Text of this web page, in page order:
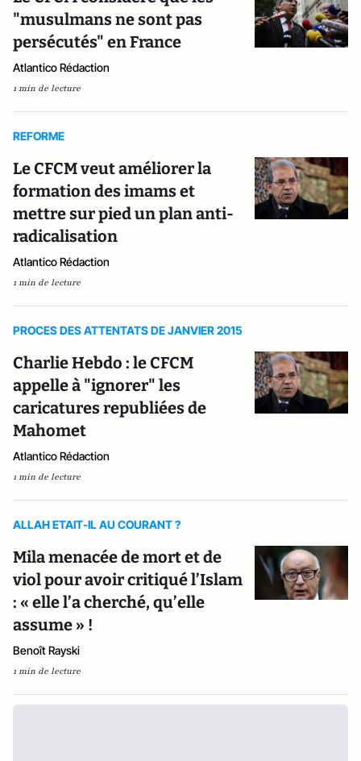
"musulmans ne sont pas
persécutés" en France
Atlantico Rédaction
1 min de lecture
REFORME
Le CFCM veut améliorer la
formation des imams et
mettre sur pied un plan anti-
radicalisation
Atlantico Rédaction
1 min de lecture
PROCES DES ATTENTATS DE JANVIER 2015
Charlie Hebdo : le CFCM
appelle à "ignorer" les
caricatures republiées de
Mahomet
Atlantico Rédaction
1 min de lecture
ALLAH ETAIT-IL AU COURANT ?
Mila menacée de mort et de
viol pour avoir critiqué l’Islam
: « elle l’a cherché, qu’elle
assume » !
Benoît Rayski
1 min de lecture